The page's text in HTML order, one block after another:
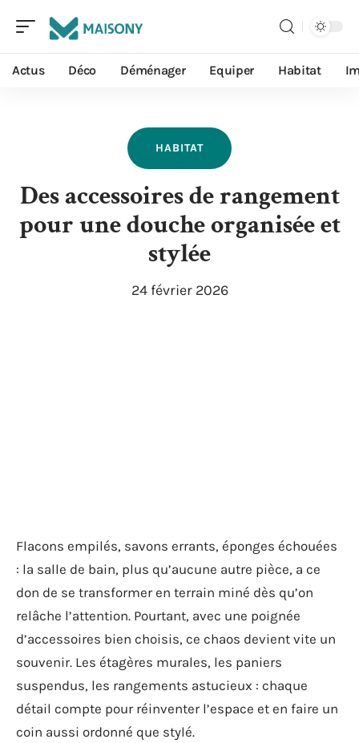
Actus Déco Déménager Equiper Habitat
HABITAT
Des accessoires de rangement
pour une douche organisée et
stylée
24 février 2026
Flacons empilés, savons errants, éponges échouées
: la salle de bain, plus qu’aucune autre pièce, a ce
don de se transformer en terrain miné dès qu’on
relâche l’attention. Pourtant, avec une poignée
d’accessoires bien choisis, ce chaos devient vite un
souvenir. Les étagères murales, les paniers
suspendus, les rangements astucieux : chaque
détail compte pour réinventer l’espace et en faire un
coin aussi ordonné que stylé.